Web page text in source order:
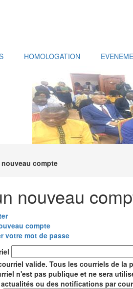
HOMOLOGATION
nouveau compte
nouveau
compte
actif)
votre mot de passe
valide. Tous les courriels de la
n'est pas publique et ne sera
ou des notifications par